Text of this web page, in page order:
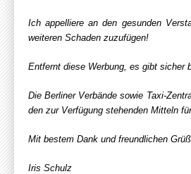
Ich appelliere an den gesunden
weiteren Schaden zuzufügen!
Entfernt diese Werbung, es gibt sicher
Die Berliner Verbände sowie Taxi-
den zur Verfügung stehenden Mitteln
Mit bestem Dank und freundlichen
Iris Schulz